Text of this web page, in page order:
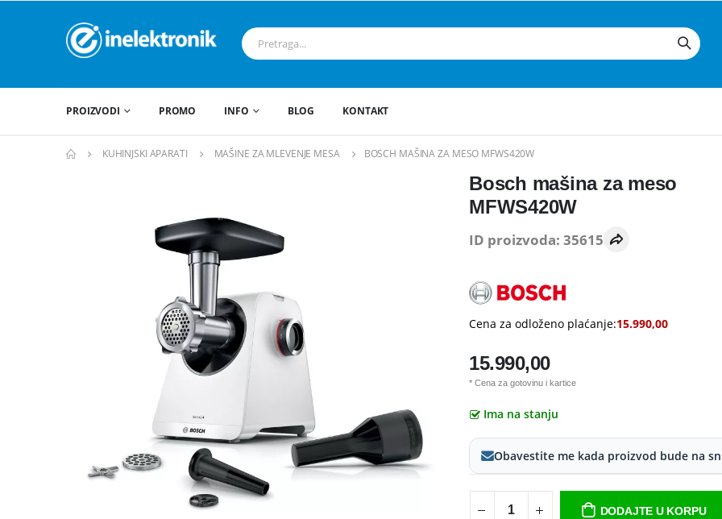
PROIZVODI PROMO INFO BLOG KONTAKT
KUHINJSKI APARATI MAŠINE ZA MLEVENJE MESA BOSCH MAŠINA ZA MESO MFWS420W
Bosch mašina za meso
MFWS420W
ID proizvoda: 35615
Cena za odloženo plaćanje:15.990,00
15.990,00
* Cena za gotovinu i kartice
Ima na stanju
Obavestite me kada proizvod bude na
DODAJTE U KORPU